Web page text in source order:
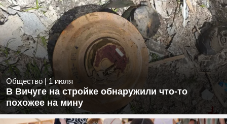
Общество |1 июля
В Вичуге на стройке обнаружили что-то
похожее на мину